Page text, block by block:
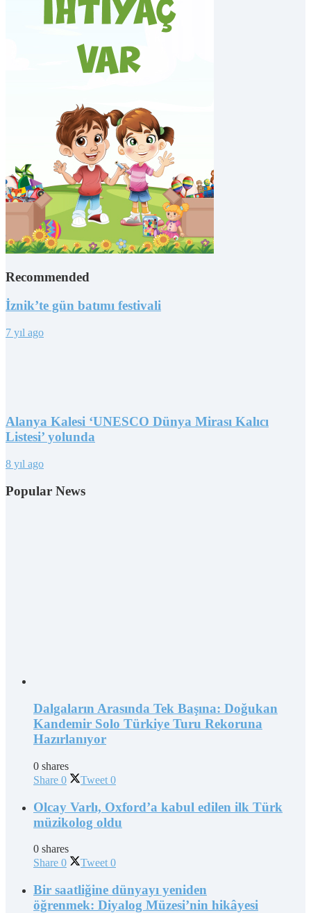
Recommended
İznik’te gün batımı festivali
7 yıl ago
Alanya Kalesi ‘UNESCO Dünya Mirası Kalıcı
Listesi’ yolunda
8 yıl ago
Popular News
Dalgaların Arasında Tek Başına: Doğukan
Kandemir Solo Türkiye Turu Rekoruna
Hazırlanıyor
0 shares
Share 0 Tweet 0
Olcay Varlı, Oxford’a kabul edilen ilk Türk
müzikolog oldu
0 shares
Share 0 Tweet 0
Bir saatliğine dünyayı yeniden
öğrenmek: Diyalog Müzesi’nin hikâyesi